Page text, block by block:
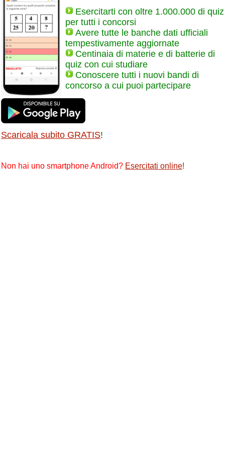
Esercitarti con oltre 1.000.000 di quiz
per tutti i concorsi
Avere tutte le banche dati ufficiali
tempestivamente aggiornate
Centinaia di materie e di batterie di
quiz con cui studiare
Conoscere tutti i nuovi bandi di
concorso a cui puoi partecipare
Scaricala subito GRATIS!
Non hai uno smartphone Android? Esercitati online!